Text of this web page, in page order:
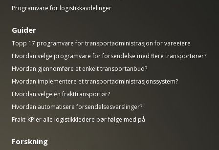
Programvare for logistikkavdelinger
Guider
Topp 17 programvare for transportadministrasjon for vareeiere
Hvordan velge programvare for forsendelse med flere transportører?
Hvordan gjennomføre et enkelt transportanbud?
Hvordan implementere et transportadministrasjonssystem?
Hvordan velge en frakttransportør?
Hvordan automatisere forsendelsesvarslinger?
Frakt-KPIer alle logistikkledere bør følge med på
Forskning